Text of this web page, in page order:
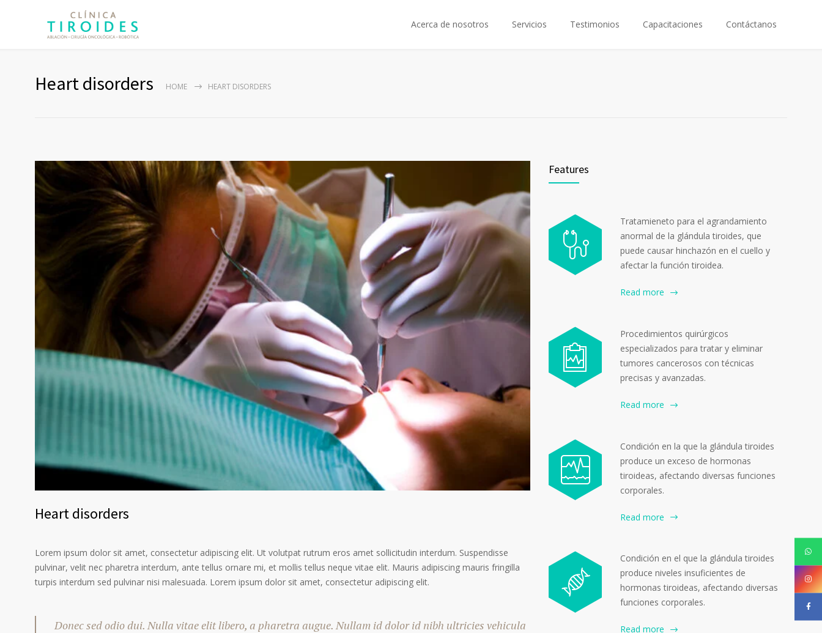
Acerca de nosotros Servicios Testimonios Capacitaciones Contáctanos
Heart disorders HOME HEART DISORDERS
Heart disorders
Lorem ipsum dolor sit amet, consectetur adipiscing elit. Ut volutpat rutrum eros amet sollicitudin interdum. Suspendisse
pulvinar, velit nec pharetra interdum, ante tellus ornare mi, et mollis tellus neque vitae elit. Mauris adipiscing mauris fringilla
turpis interdum sed pulvinar nisi malesuada. Lorem ipsum dolor sit amet, consectetur adipiscing elit.
Donec sed odio dui. Nulla vitae elit libero, a pharetra augue. Nullam id dolor id nibh ultricies vehicula
Features
Tratamieneto para el agrandamiento
anormal de la glándula tiroides, que
puede causar hinchazón en el cuello y
afectar la función tiroidea.
Read more
Procedimientos quirúrgicos
especializados para tratar y eliminar
tumores cancerosos con técnicas
precisas y avanzadas.
Read more
Condición en la que la glándula tiroides
produce un exceso de hormonas
tiroideas, afectando diversas funciones
corporales.
Read more
Condición en el que la glándula tiroides
produce niveles insuficientes de
hormonas tiroideas, afectando diversas
funciones corporales.
Read more